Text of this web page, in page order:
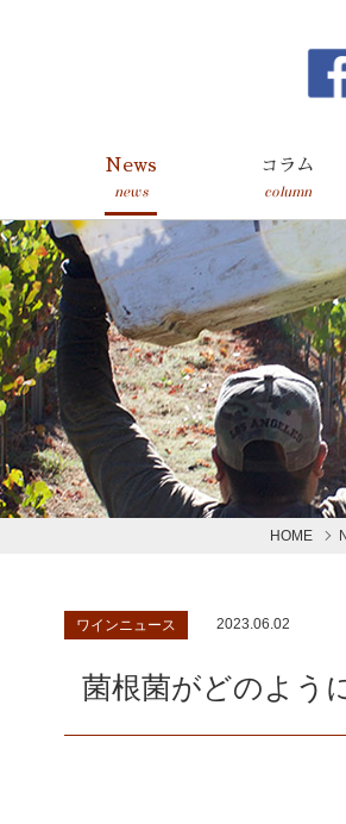
News
news
コラム
column
HOME
ワインニュース 2023.06.02
菌根菌がどのよう